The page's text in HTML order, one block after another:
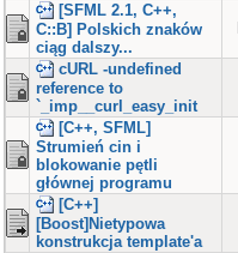
[SFML 2.1, C++,
C::B] Polskich znaków
ciąg dalszy...
cURL -undefined
reference to
`_imp__curl_easy_init
[C++, SFML]
Strumień cin i
blokowanie pętli
głównej programu
[C++]
[Boost]Nietypowa
konstrukcja template'a